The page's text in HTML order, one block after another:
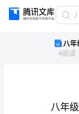
八
八
4阅读